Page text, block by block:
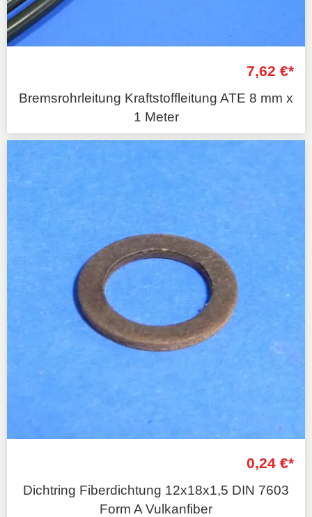
7,62 €*
Bremsrohrleitung Kraftstoffleitung ATE 8 mm x
1 Meter
0,24 €*
Dichtring Fiberdichtung 12x18x1,5 DIN 7603
Form A Vulkanfiber